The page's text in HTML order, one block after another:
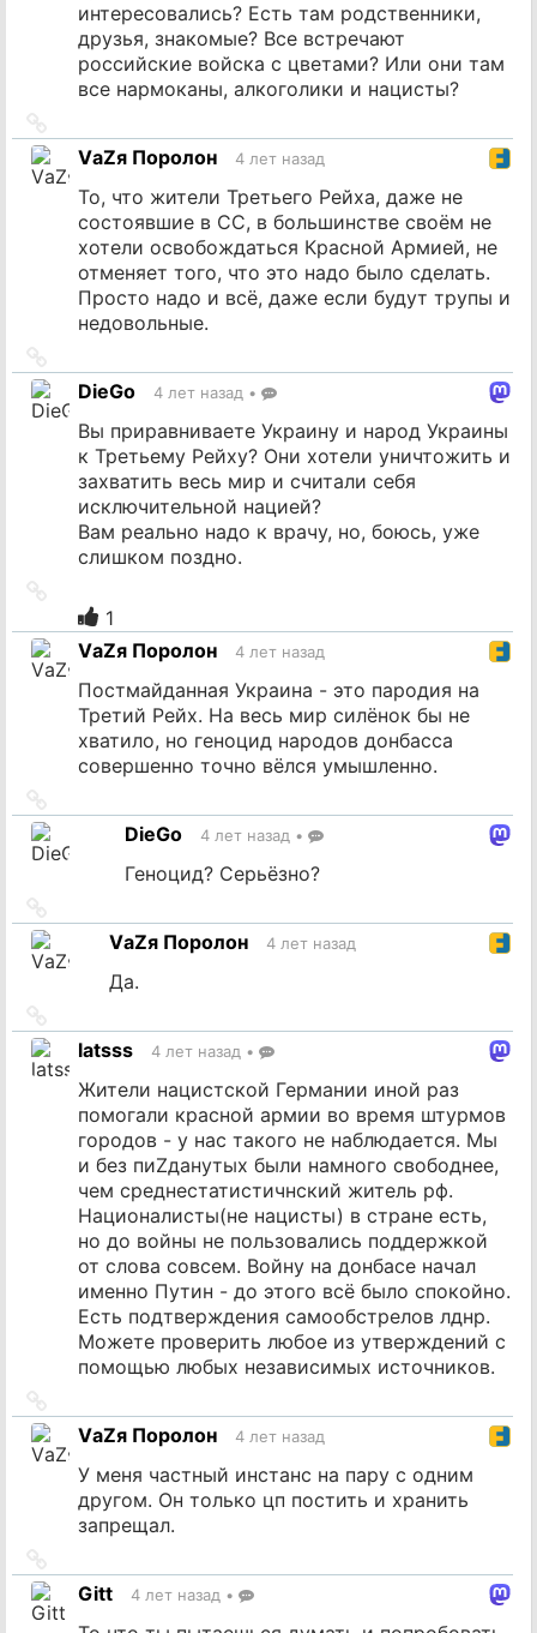
интересовались? Есть там родственники,
друзья, знакомые? Все встречают
российские войска с цветами? Или они там
все нармоканы, алкоголики и нацисты?
на
источник
VаZя Поролон 4 лет назад
То, что жители Третьего Рейха, даже не
состоявшие в СС, в большинстве своём не
хотели освобождаться Красной Армией, не
отменяет того, что это надо было сделать.
Просто надо и всё, даже если будут трупы и
недовольные.
на
источник
DieGo 4 лет назад •
Вы приравниваете Украину и народ Украины
к Третьему Рейху? Они хотели уничтожить и
захватить весь мир и считали себя
исключительной нацией?
Вам реально надо к врачу, но, боюсь, уже
слишком поздно.
источник
1
VаZя Поролон
4 лет назад
Постмайданная Украина - это пародия на
Третий Рейх. На весь мир силёнок бы не
хватило, но геноцид народов донбасса
совершенно точно вёлся умышленно.
на
источник DieGo 4 лет назад •
Геноцид? Серьёзно?
на
источникVаZя Поролон 4 лет назад
Да.
на
источник
latsss 4 лет назад •
Жители нацистской Германии иной раз
помогали красной армии во время штурмов
городов - у нас такого не наблюдается. Мы
и без пиZданутых были намного свободнее,
чем среднестатистичнский житель рф.
Националисты(не нацисты) в стране есть,
но до войны не пользовались поддержкой
от слова совсем. Войну на донбасе начал
именно Путин - до этого всё было спокойно.
Есть подтверждения самообстрелов лднр.
Можете проверить любое из утверждений с
помощью любых независимых источников.
на
источник
VаZя Поролон 4 лет назад
У меня частный инстанс на пару с одним
другом. Он только цп постить и хранить
запрещал.
на
источник
Gitt 4 лет назад •